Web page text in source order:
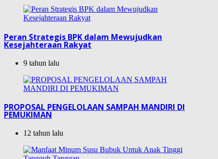
Peran Strategis BPK dalam Mewujudkan
Kesejahteraan Rakyat
9 tahun lalu
PROPOSAL PENGELOLAAN SAMPAH MANDIRI DI
PEMUKIMAN
12 tahun lalu